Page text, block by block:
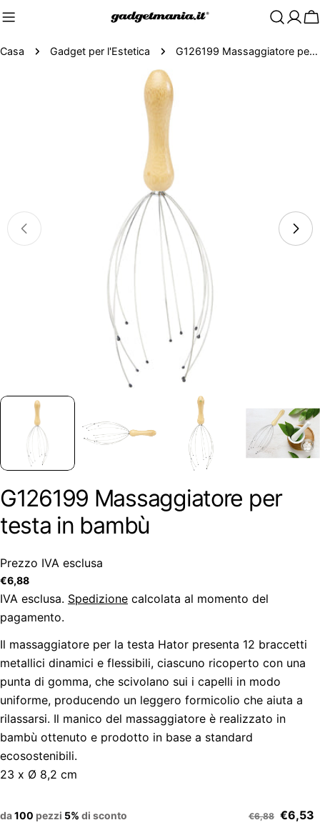
Casa Gadget per l'Estetica G126199 Massaggiatore per testa in bambù
G126199 Massaggiatore per
testa in bambù
Prezzo IVA esclusa
Prezzo
regolare
€6,88
IVA esclusa. Spedizione calcolata al momento del
pagamento.
Il massaggiatore per la testa Hator presenta 12 braccetti
metallici dinamici e flessibili, ciascuno ricoperto con una
punta di gomma, che scivolano sui i capelli in modo
uniforme, producendo un leggero formicolio che aiuta a
rilassarsi. Il manico del massaggiatore è realizzato in
bambù ottenuto e prodotto in base a standard
ecosostenibili.
23 x Ø 8,2 cm
da100 pezzi 5% di sconto €6,88 €6,53